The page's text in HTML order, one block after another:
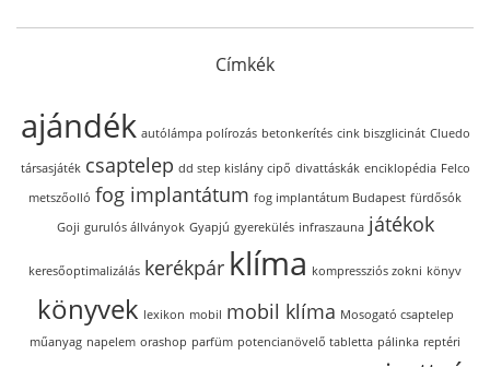
Címkék
ajándék autólámpa polírozás betonkerítés cink biszglicinát Cluedo
társasjáték csaptelep dd step kislány cipő divattáskák enciklopédia Felco
metszőolló fog implantátum fog implantátum Budapest fürdősók
Goji gurulós állványok Gyapjú gyerekülés infraszauna játékok
keresőoptimalizálás kerékpár klíma kompressziós zokni könyv
könyvek lexikon mobil mobil klíma Mosogató csaptelep
műanyag napelem orashop parfüm potencianövelő tabletta pálinka reptéri